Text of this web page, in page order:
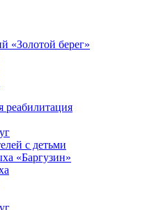
«Золотой берег»
реабилитация
с детьми
«Баргузин»